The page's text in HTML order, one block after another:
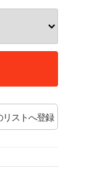
ストへ登録